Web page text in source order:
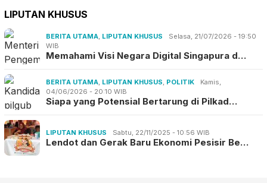
LIPUTAN KHUSUS
BERITA UTAMA, LIPUTAN KHUSUS
Selasa, 21/07/2026 - 19:50
WIB
Memahami Visi Negara Digital Singapura d…
BERITA UTAMA, LIPUTAN KHUSUS, POLITIK
Kamis,
04/06/2026 - 20:10 WIB
Siapa yang Potensial Bertarung di Pilkad…
LIPUTAN KHUSUS Sabtu, 22/11/2025 - 10:56 WIB
Lendot dan Gerak Baru Ekonomi Pesisir Be…